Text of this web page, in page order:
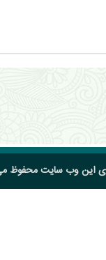
این وب سایت محفوظ